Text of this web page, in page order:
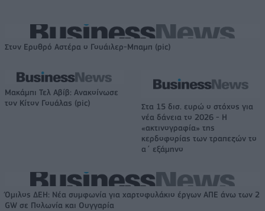
Στον Ερυθρό Αστέρα ο Γουάιλερ-Μπαμπ (pic)
Μακάμπι Τελ Αβίβ: Ανακοίνωσε
τον Κίτον Γουάλας (pic)
Στα 15 δισ. ευρώ ο στόχος για
νέα δάνεια το 2026 - Η
«ακτινογραφία» της
κερδοφορίας των τραπεζών το
α΄ εξάμηνο
Όμιλος ΔΕΗ: Νέα συμφωνία για χαρτοφυλάκιο έργων ΑΠΕ άνω των 2
GW σε Πολωνία και Ουγγαρία